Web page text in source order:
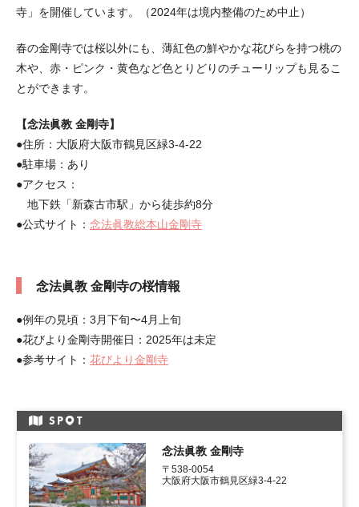
寺」を開催しています。（2024年は境内整備のため中止）
春の金剛寺では桜以外にも、薄紅色の鮮やかな花びらを持つ桃の
木や、赤・ピンク・黄色など色とりどりのチューリップも見るこ
とができます。
【念法眞教 金剛寺】
●住所：大阪府大阪市鶴見区緑3-4-22
●駐車場：あり
●アクセス：
地下鉄「新森古市駅」から徒歩約8分
●公式サイト： 念法眞教総本山金剛寺
念法眞教 金剛寺の桜情報
●例年の見頃：3月下旬〜4月上旬
●花びより金剛寺開催日：2025年は未定
●参考サイト： 花びより金剛寺
SP T
念法眞教 金剛寺
〒538-0054
大阪府大阪市鶴見区緑3-4-22